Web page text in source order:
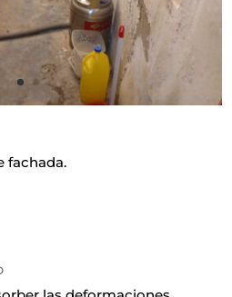
fachada.